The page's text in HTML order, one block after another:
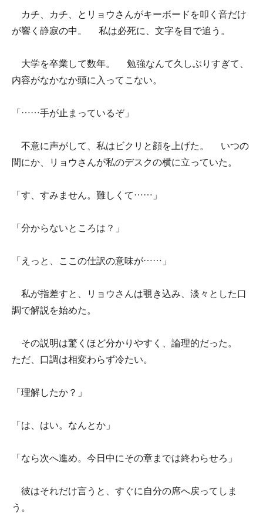
カチ、カチ、とリョウさんがキーボードを叩く音だけ
が響く静寂の中。 私は必死に、文字を目で追う。
大学を卒業して数年。 勉強なんて久しぶりすぎて、
内容がなかなか頭に入ってこない。
「……手が止まっているぞ」
不意に声がして、私はビクリと顔を上げた。 いつの
間にか、リョウさんが私のデスクの横に立っていた。
「す、すみません。難しくて……」
「分からないところは？」
「えっと、ここの仕訳の意味が……」
私が指差すと、リョウさんは覗き込み、淡々とした口
調で解説を始めた。
その説明は驚くほど分かりやすく、論理的だった。
ただ、口調は相変わらず冷たい。
「理解したか？」
「は、はい。なんとか」
「なら次へ進め。今日中にその章までは終わらせろ」
彼はそれだけ言うと、すぐに自分の席へ戻ってしま
う。